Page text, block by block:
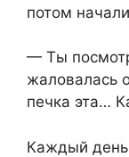
потом
— Ты
жаловалась
печка эта…
Каждый день